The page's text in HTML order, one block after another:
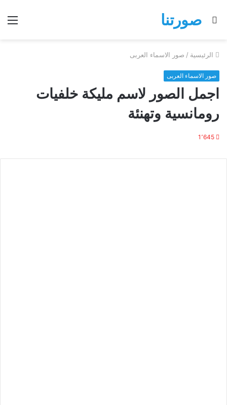
صورتنا
بحث
الرئيسية / صور الاسماء العربى
صور الاسماء العربى
اجمل الصور لاسم مليكة خلفيات
رومانسية وتهنئة
1٬645